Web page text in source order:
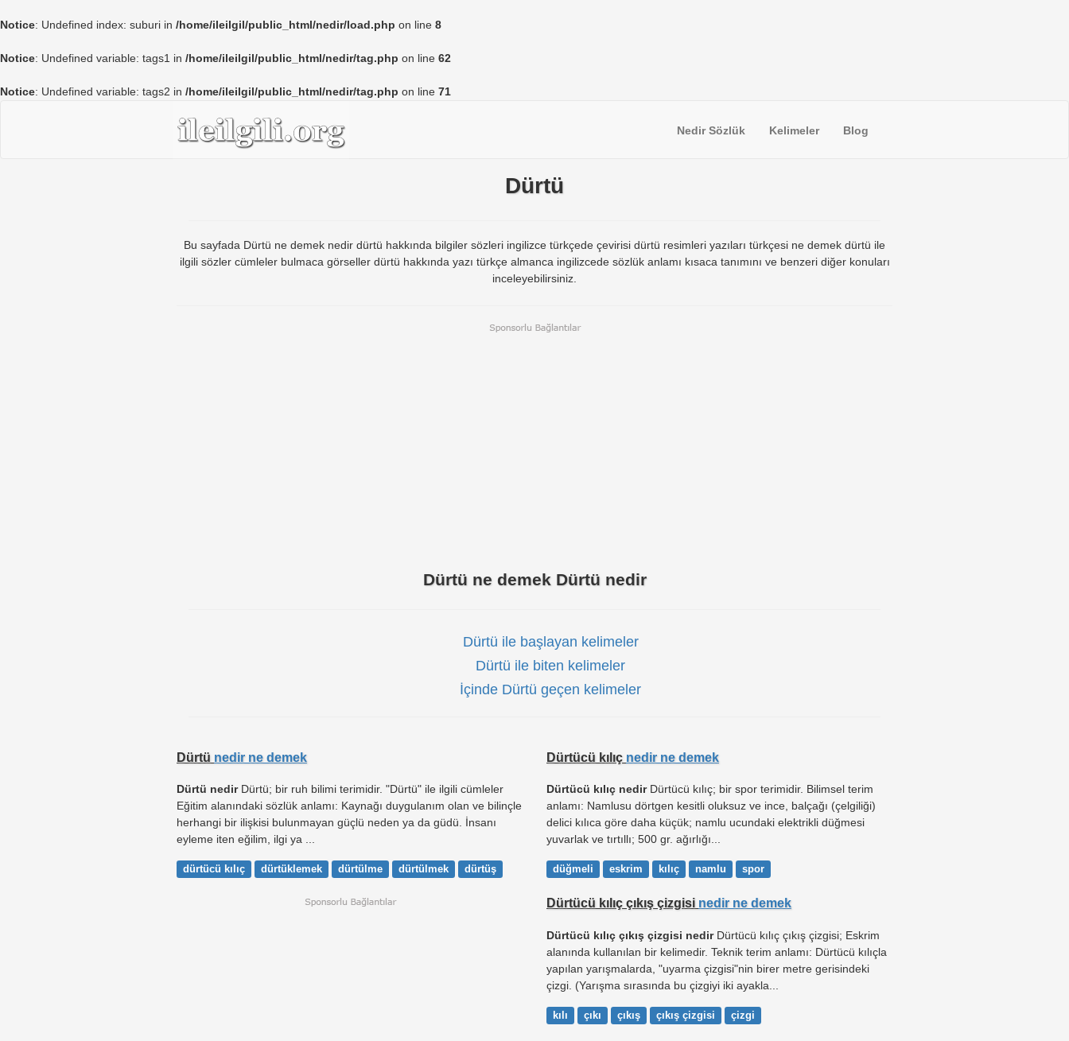
Notice: Undefined index: suburi in /home/ileilgil/public_html/nedir/load.php on line 8
Notice: Undefined variable: tags1 in /home/ileilgil/public_html/nedir/tag.php on line 62
Notice: Undefined variable: tags2 in /home/ileilgil/public_html/nedir/tag.php on line 71
Nedir Sözlük Kelimeler Blog
Dürtü
Bu sayfada Dürtü ne demek nedir dürtü hakkında bilgiler sözleri ingilizce türkçede çevirisi dürtü resimleri yazıları türkçesi ne demek dürtü ile
ilgili sözler cümleler bulmaca görseller dürtü hakkında yazı türkçe almanca ingilizcede sözlük anlamı kısaca tanımını ve benzeri diğer konuları
inceleyebilirsiniz.
Dürtü ne demek Dürtü nedir
Dürtü ile başlayan kelimeler
Dürtü ile biten kelimeler
İçinde Dürtü geçen kelimeler
Dürtü nedir ne demek
Dürtü nedirDürtü; bir ruh bilimi terimidir. "Dürtü" ile ilgili cümleler
Eğitim alanındaki sözlük anlamı: Kaynağı duygulanım olan ve bilinçle
herhangi bir ilişkisi bulunmayan güçlü neden ya da güdü. İnsanı
eyleme iten eğilim, ilgi ya ...
dürtücü kılıç dürtüklemek dürtülme dürtülmek dürtüş
Dürtücü kılıç nedir ne demek
Dürtücü kılıç nedirDürtücü kılıç; bir spor terimidir. Bilimsel terim
anlamı: Namlusu dörtgen kesitli oluksuz ve ince, balçağı (çelgiliği)
delici kılıca göre daha küçük; namlu ucundaki elektrikli düğmesi
yuvarlak ve tırtıllı; 500 gr. ağırlığı...
düğmeli eskrim kılıç namlu spor
Dürtücü kılıç çıkış çizgisi nedir ne demek
Dürtücü kılıç çıkış çizgisi nedirDürtücü kılıç çıkış çizgisi; Eskrim
alanında kullanılan bir kelimedir. Teknik terim anlamı: Dürtücü kılıçla
yapılan yarışmalarda, "uyarma çizgisi"nin birer metre gerisindeki
çizgi. (Yarışma sırasında bu çizgiyi iki ayakla...
kılı çıkı çıkış çıkış çizgisi çizgi